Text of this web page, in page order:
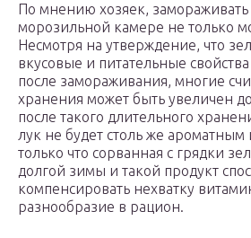
По мнению хозяек,
морозильной камере не только
Несмотря на утверждение, что
вкусовые и питательные
после замораживания, многие
хранения может быть увеличен
после такого длительного
лук не будет столь же
только что сорванная с грядки
долгой зимы и такой продукт
компенсировать нехватку
разнообразие в рацион.